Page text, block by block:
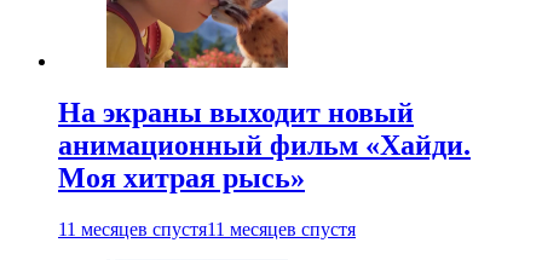
На экраны выходит новый
анимационный фильм «Хайди.
Моя хитрая рысь»
11 месяцев спустя11 месяцев спустя